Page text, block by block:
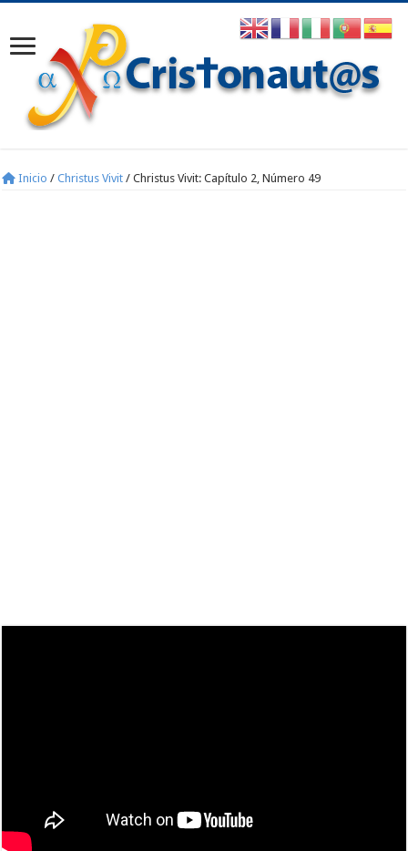
Inicio / Christus Vivit / Christus Vivit: Capítulo 2, Número 49